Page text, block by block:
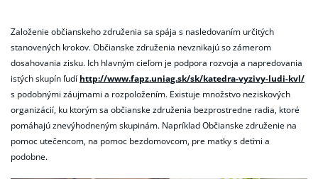
Založenie občianskeho združenia sa spája s nasledovaním určitých
stanovených krokov. Občianske združenia nevznikajú so zámerom
dosahovania zisku. Ich hlavným cieľom je podpora rozvoja a napredovania
istých skupín ľudí http://www.fapz.uniag.sk/sk/katedra-vyzivy-ludi-kvl/
s podobnými záujmami a rozpoložením. Existuje množstvo neziskových
organizácií, ku ktorým sa občianske združenia bezprostredne radia, ktoré
pomáhajú znevýhodneným skupinám. Napríklad Občianske združenie na
pomoc utečencom, na pomoc bezdomovcom, pre matky s deťmi a
podobne.